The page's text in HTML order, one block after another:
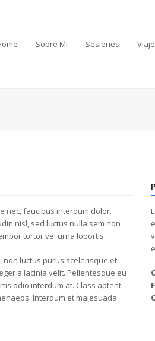
Sobre Mi Sesiones
nec, faucibus interdum dolor.
nisl, sed luctus nulla sem non
tortor vel urna lobortis.
luctus purus scelerisque et.
a lacinia velit. Pellentesque eu
odio interdum at. Class aptent
Interdum et malesuada